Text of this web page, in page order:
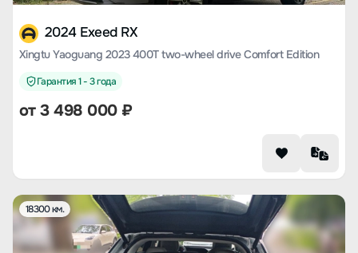
2024 Exeed RX
Xingtu Yaoguang 2023 400T two-wheel drive Comfort Edition
Гарантия 1 - 3 года
от3 498 000₽
18300 км.